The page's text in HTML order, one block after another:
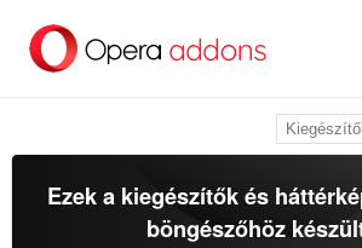
Ezek a kiegészítők és
böngészőhöz